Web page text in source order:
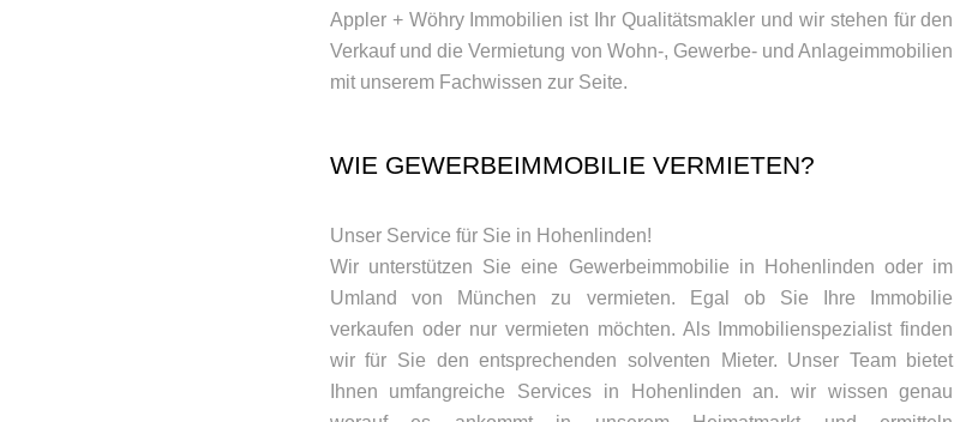
Appler + Wöhry Immobilien ist Ihr Qualitätsmakler und wir stehen für den
Verkauf und die Vermietung von Wohn-, Gewerbe- und Anlageimmobilien
mit unserem Fachwissen zur Seite.
WIE GEWERBEIMMOBILIE VERMIETEN?
Unser Service für Sie in Hohenlinden!
Wir unterstützen Sie eine Gewerbeimmobilie in Hohenlinden oder im
Umland von München zu vermieten. Egal ob Sie Ihre Immobilie
verkaufen oder nur vermieten möchten. Als Immobilienspezialist finden
wir für Sie den entsprechenden solventen Mieter. Unser Team bietet
Ihnen umfangreiche Services in Hohenlinden an. wir wissen genau